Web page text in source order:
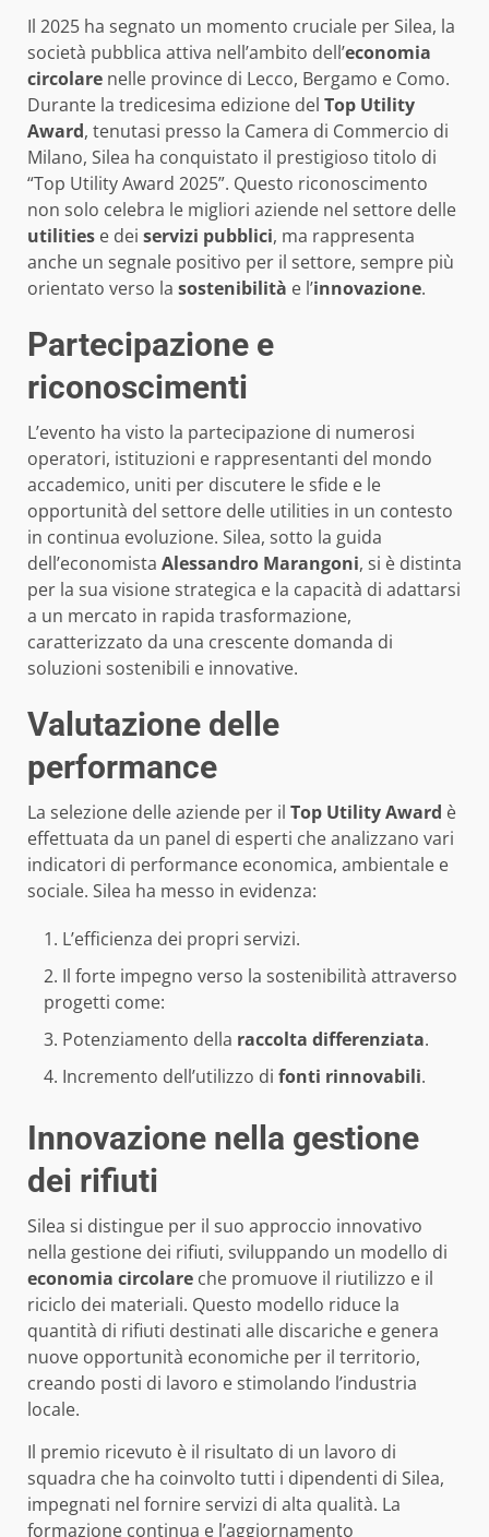
Il 2025 ha segnato un momento cruciale per Silea, la
società pubblica attiva nell’ambito dell’economia
circolare nelle province di Lecco, Bergamo e Como.
Durante la tredicesima edizione del Top Utility
Award, tenutasi presso la Camera di Commercio di
Milano, Silea ha conquistato il prestigioso titolo di
“Top Utility Award 2025”. Questo riconoscimento
non solo celebra le migliori aziende nel settore delle
utilities e dei servizi pubblici, ma rappresenta
anche un segnale positivo per il settore, sempre più
orientato verso la sostenibilità e l’innovazione.
Partecipazione e
riconoscimenti
L’evento ha visto la partecipazione di numerosi
operatori, istituzioni e rappresentanti del mondo
accademico, uniti per discutere le sfide e le
opportunità del settore delle utilities in un contesto
in continua evoluzione. Silea, sotto la guida
dell’economista Alessandro Marangoni, si è distinta
per la sua visione strategica e la capacità di adattarsi
a un mercato in rapida trasformazione,
caratterizzato da una crescente domanda di
soluzioni sostenibili e innovative.
Valutazione delle
performance
La selezione delle aziende per il Top Utility Award è
effettuata da un panel di esperti che analizzano vari
indicatori di performance economica, ambientale e
sociale. Silea ha messo in evidenza:
L’efficienza dei propri servizi.
Il forte impegno verso la sostenibilità attraverso
progetti come:
Potenziamento della raccolta differenziata.
Incremento dell’utilizzo di fonti rinnovabili.
Innovazione nella gestione
dei rifiuti
Silea si distingue per il suo approccio innovativo
nella gestione dei rifiuti, sviluppando un modello di
economia circolare che promuove il riutilizzo e il
riciclo dei materiali. Questo modello riduce la
quantità di rifiuti destinati alle discariche e genera
nuove opportunità economiche per il territorio,
creando posti di lavoro e stimolando l’industria
locale.
Il premio ricevuto è il risultato di un lavoro di
squadra che ha coinvolto tutti i dipendenti di Silea,
impegnati nel fornire servizi di alta qualità. La
formazione continua e l’aggiornamento